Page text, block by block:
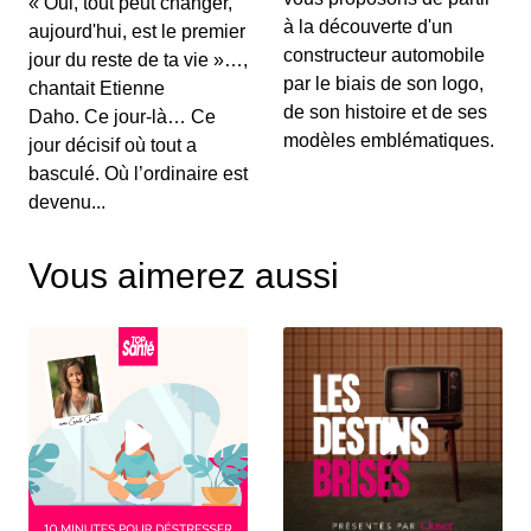
00:03:15 - IL Y A 6 ANS
Au menu de ce vendredi&nbsp;: l’essai du
Renault Captur hybride rechargeable, la Suzuki...
S12E130: L'actu auto du 02 juillet 2020
00:03:25 - IL Y A 6 ANS
Le Grenadier, c’est un peu le successeur du
S12E129: L'actu auto du 1er juillet 2020
Le Volkswagen Tiguan s’offre un nouveau look et
de nouvelles motorisations. On fait le p...
S12E128: L'actu auto du 30 juin 2020
00:03:12 - IL Y A 6 ANS
Pleins feux en ce mardi sur la nouvelle Citroën
C4. On parlera également des 110 km/h su...
aujourd'hui, est le premier
jour du reste de ta vie »…,
chantait Etienne
Daho. Ce jour-là… Ce
jour décisif où tout a
basculé. Où l’ordinaire est
devenu...
à la découverte d'un
constructeur automobile
par le biais de son logo,
de son histoire et de ses
modèles emblématiques.
Vous aimerez aussi